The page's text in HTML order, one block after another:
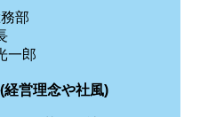
務部
一郎
経営理念や社風)